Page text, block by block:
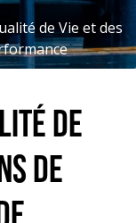
de Vie et des
de
de